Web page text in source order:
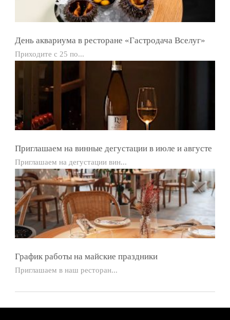
День аквариума в ресторане «Гастродача Вселуг»
Приходите с 25 по...
Приглашаем на винные дегустации в июле и августе
Приглашаем на дегустации вин...
График работы на майские праздники
Приглашаем в наш ресторан...